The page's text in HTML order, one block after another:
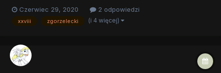
Czerwiec 29, 2020
2 odpowiedzi
xxviii zgorzelecki (i 4 więcej)